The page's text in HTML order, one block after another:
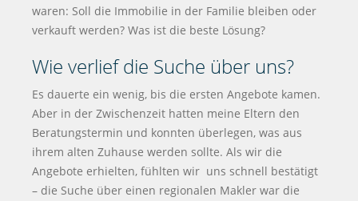
waren: Soll die Immobilie in der Familie bleiben oder
verkauft werden? Was ist die beste Lösung?
Wie verlief die Suche über uns?
Es dauerte ein wenig, bis die ersten Angebote kamen.
Aber in der Zwischenzeit hatten meine Eltern den
Beratungstermin und konnten überlegen, was aus
ihrem alten Zuhause werden sollte. Als wir die
Angebote erhielten, fühlten wir uns schnell bestätigt
– die Suche über einen regionalen Makler war die